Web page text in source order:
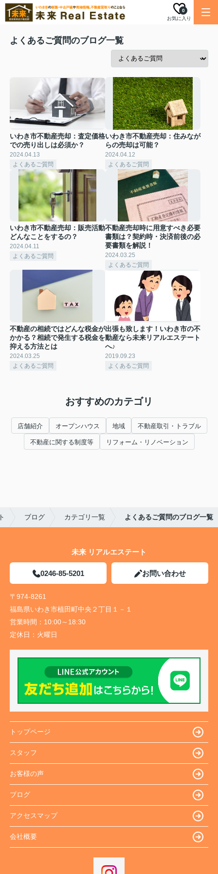
お気に入り
0
よくあるご質問のブログ一覧
いわき市不動産売却：査定価格
での売り出しは必須か？
2024.04.13
よくあるご質問
いわき市不動産売却：住みなが
らの売却は可能？
2024.04.12
よくあるご質問
いわき市不動産売却：販売活動
どんなことをするの？
2024.04.11
よくあるご質問
不動産売却時に用意すべき必要
書類は？契約時・決済前後の必
要書類を解説！
2024.03.25
よくあるご質問
不動産の相続ではどんな税金が
かかる？相続で発生する税金を
抑える方法とは
2024.03.25
よくあるご質問
出張も致します！いわき市の不
動産なら未来リアルエステート
へ♪
2019.09.23
よくあるご質問
おすすめのカテゴリ
店舗紹介 オープンハウス 地域 不動産取引・トラブル
不動産に関する制度等 リフォーム・リノベーション
ブログ カテゴリ一覧 よくあるご質問のブログ一覧
未来 リアルエステート
0246-85-5201 お問い合わせ
〒974-8261
福島県いわき市植田町中央２丁目１－１
営業時間： 10:00～18:30
定休日： 火曜日
トップページ
スタッフ
お客様の声
ブログ
アクセスマップ
会社概要